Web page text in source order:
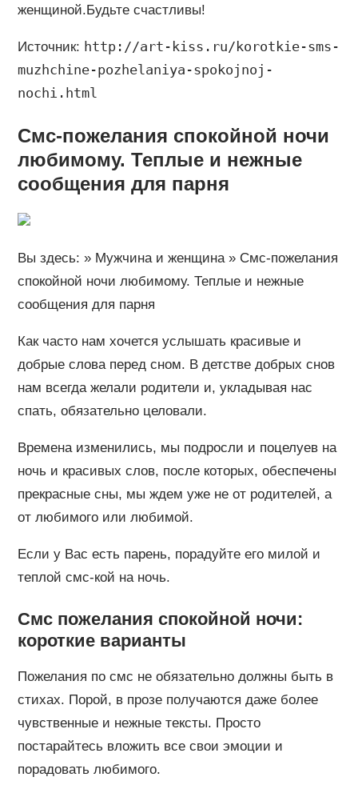
женщиной.Будьте счастливы!
Источник: http://art-kiss.ru/korotkie-sms-
muzhchine-pozhelaniya-spokojnoj-
nochi.html
Смс-пожелания спокойной ночи
любимому. Теплые и нежные
сообщения для парня
Вы здесь: » Мужчина и женщина » Смс-пожелания
спокойной ночи любимому. Теплые и нежные
сообщения для парня
Как часто нам хочется услышать красивые и
добрые слова перед сном. В детстве добрых снов
нам всегда желали родители и, укладывая нас
спать, обязательно целовали.
Времена изменились, мы подросли и поцелуев на
ночь и красивых слов, после которых, обеспечены
прекрасные сны, мы ждем уже не от родителей, а
от любимого или любимой.
Если у Вас есть парень, порадуйте его милой и
теплой смс-кой на ночь.
Смс пожелания спокойной ночи:
короткие варианты
Пожелания по смс не обязательно должны быть в
стихах. Порой, в прозе получаются даже более
чувственные и нежные тексты. Просто
постарайтесь вложить все свои эмоции и
порадовать любимого.